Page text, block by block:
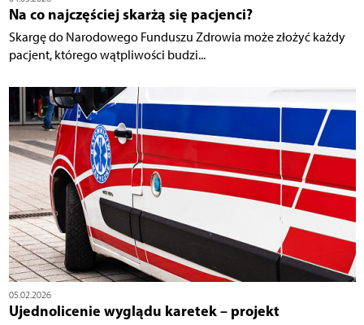
Na co najczęściej skarżą się pacjenci?
Skargę do Narodowego Funduszu Zdrowia może złożyć każdy
pacjent, którego wątpliwości budzi...
05.02.2026
Ujednolicenie wyglądu karetek – projekt